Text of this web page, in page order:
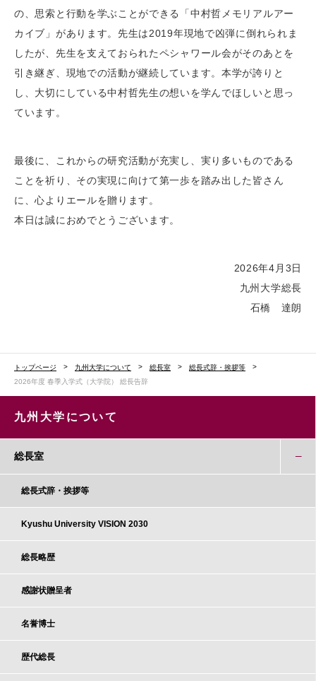
の、思索と行動を学ぶことができる「中村哲メモリアルアー
カイブ」があります。先生は2019年現地で凶弾に倒れられま
したが、先生を支えておられたペシャワール会がそのあとを
引き継ぎ、現地での活動が継続しています。本学が誇りと
し、大切にしている中村哲先生の想いを学んでほしいと思っ
ています。
最後に、これからの研究活動が充実し、実り多いものである
ことを祈り、その実現に向けて第一歩を踏み出した皆さん
に、心よりエールを贈ります。
本日は誠におめでとうございます。
2026年4月3日
九州大学総長
石橋 達朗
トップページ 九州大学について 総長室
総長式辞・挨拶等
2026年度 春季入学式（大学院） 総長告辞
九州大学について
総長室
総長式辞・挨拶等
Kyushu University VISION 2030
総長略歴
感謝状贈呈者
名誉博士
歴代総長